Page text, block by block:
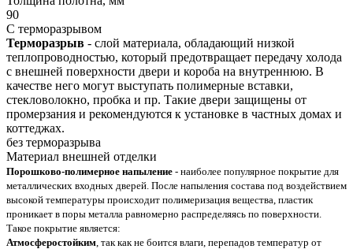
90
С терморазрывом
Терморазрыв - слой материала, обладающий низкой
теплопроводностью, который предотвращает передачу холода
с внешней поверхности двери и короба на внутреннюю. В
качестве него могут выступать полимерные вставки,
стекловолокно, пробка и пр. Такие двери защищены от
промерзания и рекомендуются к установке в частных домах и
коттеджах.
без терморазрыва
Материал внешней отделки
Порошково-полимерное напыление - наиболее популярное покрытие для
металлических входных дверей. После напыления состава под воздействием
высокой температуры происходит полимеризация вещества, пластик
проникает в поры металла равномерно распределяясь по поверхности.
Такое покрытие является:
Атмосферостойким , так как не боится влаги, перепадов температур от